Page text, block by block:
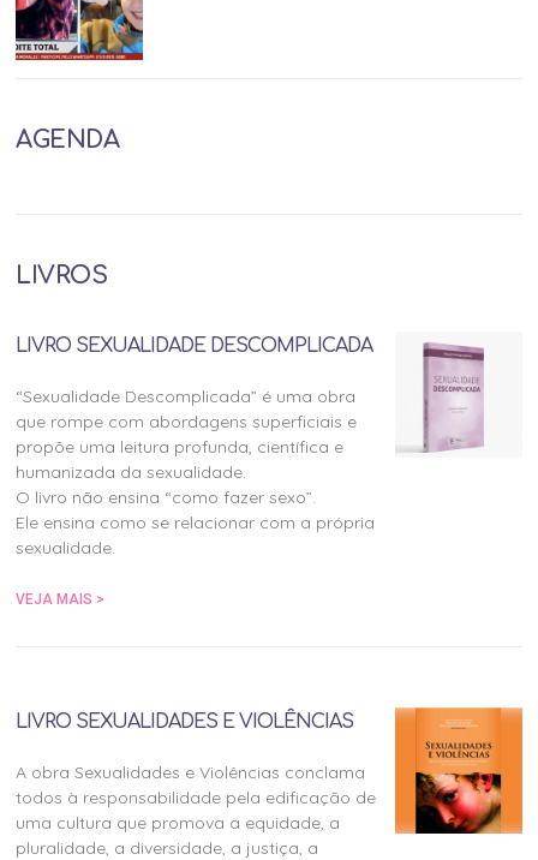
AGENDA
LIVROS
LIVRO SEXUALIDADE DESCOMPLICADA
“Sexualidade Descomplicada” é uma obra
que rompe com abordagens superficiais e
propõe uma leitura profunda, científica e
humanizada da sexualidade.
O livro não ensina “como fazer sexo”.
Ele ensina como se relacionar com a própria
sexualidade.
VEJA MAIS >
LIVRO SEXUALIDADES E VIOLÊNCIAS
A obra Sexualidades e Violências conclama
todos à responsabilidade pela edificação de
uma cultura que promova a equidade, a
pluralidade, a diversidade, a justiça, a